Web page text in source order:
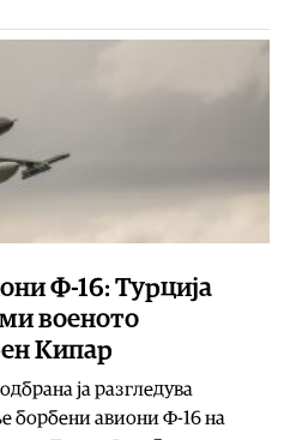
Ф-16: Турција
военото
Кипар
ја разгледува
борбени авиони Ф-16 на